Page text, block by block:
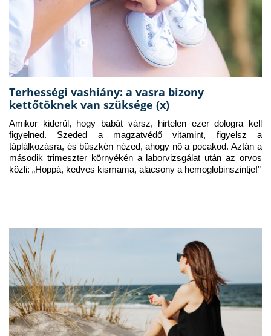
Terhességi vashiány: a vasra bizony
kettőtöknek van szüksége (x)
Amikor kiderül, hogy babát vársz, hirtelen ezer dologra kell
figyelned. Szeded a magzatvédő vitamint, figyelsz a
táplálkozásra, és büszkén nézed, ahogy nő a pocakod. Aztán a
második trimeszter környékén a laborvizsgálat után az orvos
közli: „Hoppá, kedves kismama, alacsony a hemoglobinszintje!”